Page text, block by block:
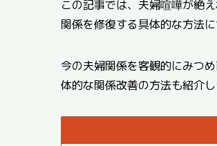
この記事では、夫婦喧嘩が絶
関係を修復する具体的な方法に
今の夫婦関係を客観的にみつ
体的な関係改善の方法も紹介し